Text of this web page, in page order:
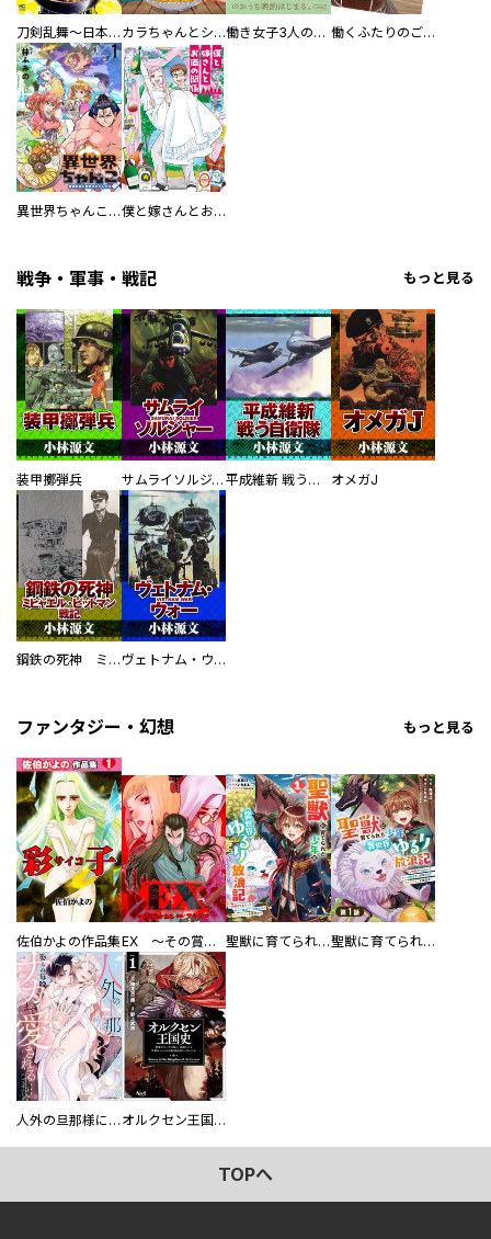
刀剣乱舞～日本号つれづれ酒～ カラちゃんとシトーさんと、 【分冊版】 働き女子3人のおうち晩酌 働くふたりのごほうび飯
異世界ちゃんこ～横綱目前に召喚されたんだが～ 【連載版】 僕と嫁さんとお酒の関係
戦争・軍事・戦記 もっと見る
装甲擲弾兵 サムライソルジャー SAMURAI SOLDIER 平成維新 戦う自衛隊 オメガJ
鋼鉄の死神 ミヒャエル・ビットマン戦記 ヴェトナム・ウォー VIETNAM WAR
ファンタジー・幻想 もっと見る
佐伯かよの作品集 EX ～その賞金稼ぎは、世界の出口を探す～【単行本版】 聖獣に育てられた少年の異世界ゆるり放浪記～神様からもらったチート魔法で、仲間たちとスローライフを満喫中～ 聖獣に育てられた少年の異世界ゆるり放浪記～神様からもらったチート魔法で、仲間たちとスローライフを満喫中～【分冊版】
人外の旦那様に娶られ毎晩ナカまで愛される…。アンソロジー オルクセン王国史
TOPへ